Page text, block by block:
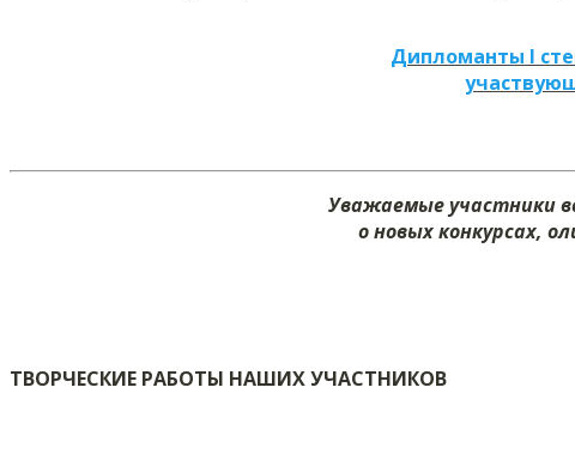
Дипломанты I
Уважаемые участники
о новых конкурсах,
ТВОРЧЕСКИЕ РАБОТЫ НАШИХ УЧАСТНИКОВ